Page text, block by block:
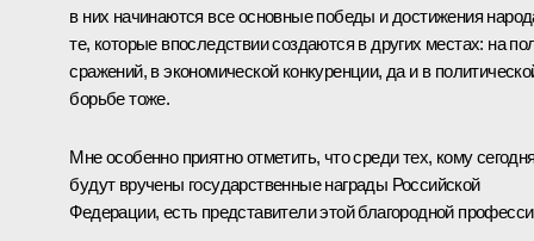
в них начинаются все основные победы и достижения
те, которые впоследствии создаются в других местах: на
сражений, в экономической конкуренции, да и в
борьбе тоже.
Мне особенно приятно отметить, что среди тех, кому
будут вручены государственные награды Российской
Федерации, есть представители этой благородной